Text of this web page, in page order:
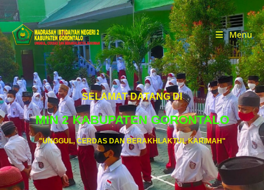
Menu
SELAMAT DATANG DI
MIN 2 KABUPATEN GORONTALO
"UNGGUL, CERDAS DAN BERAKHLAKTUL KARIMAH"